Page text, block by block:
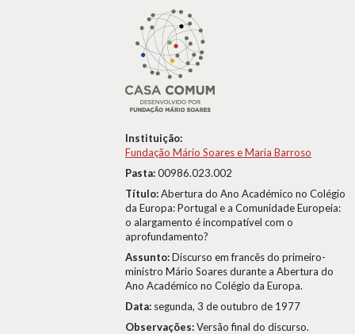
Instituição:
Fundação Mário Soares e Maria Barroso
Pasta:00986.023.002
Título:Abertura do Ano Académico no Colégio
da Europa: Portugal e a Comunidade Europeia:
o alargamento é incompatível com o
aprofundamento?
Assunto:Discurso em francês do primeiro-
ministro Mário Soares durante a Abertura do
Ano Académico no Colégio da Europa.
Data: segunda, 3 de outubro de 1977
Observações:Versão final do discurso.